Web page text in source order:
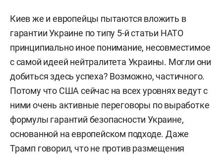
Киев же и европейцы пытаются вложить в
гарантии Украине по типу 5-й статьи НАТО
принципиально иное понимание, несовместимое
с самой идеей нейтралитета Украины. Могли они
добиться здесь успеха? Возможно, частичного.
Потому что США сейчас на всех уровнях ведут с
ними очень активные переговоры по выработке
формулы гарантий безопасности Украине,
основанной на европейском подходе. Даже
Трамп говорил, что не против размещения